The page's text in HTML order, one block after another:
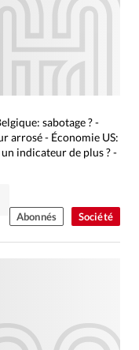
Société
sabotage ? -
arrosé - Économie US:
indicateur de plus ? -
Abonnés